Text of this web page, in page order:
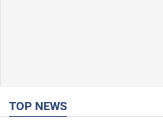
TOP NEWS